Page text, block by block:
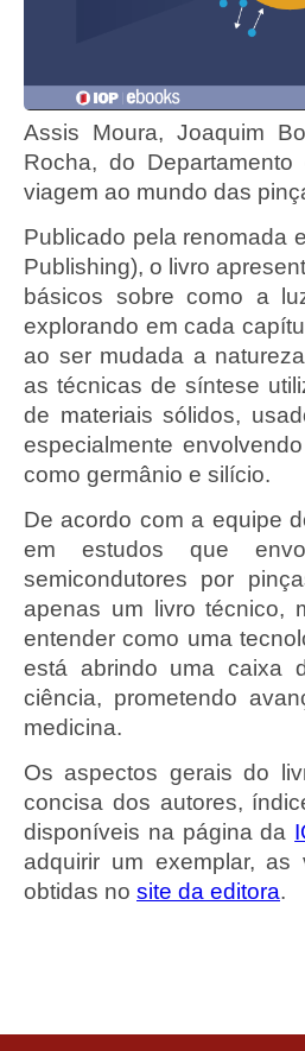
Assis Moura, Joaquim
Rocha, do
viagem ao mundo das
Publicado pela renomada
Publishing), o livro
básicos sobre como a
explorando em cada
ao ser mudada a
as técnicas de síntese
de materiais sólidos,
especialmente
como germânio e silício.
De acordo com a equipe
em estudos que
semicondutores por
apenas um livro técnico,
entender como uma
está abrindo uma caixa
ciência, prometendo
medicina.
Os aspectos gerais do
concisa dos autores,
disponíveis na página da
adquirir um exemplar,
obtidas no site da editora.